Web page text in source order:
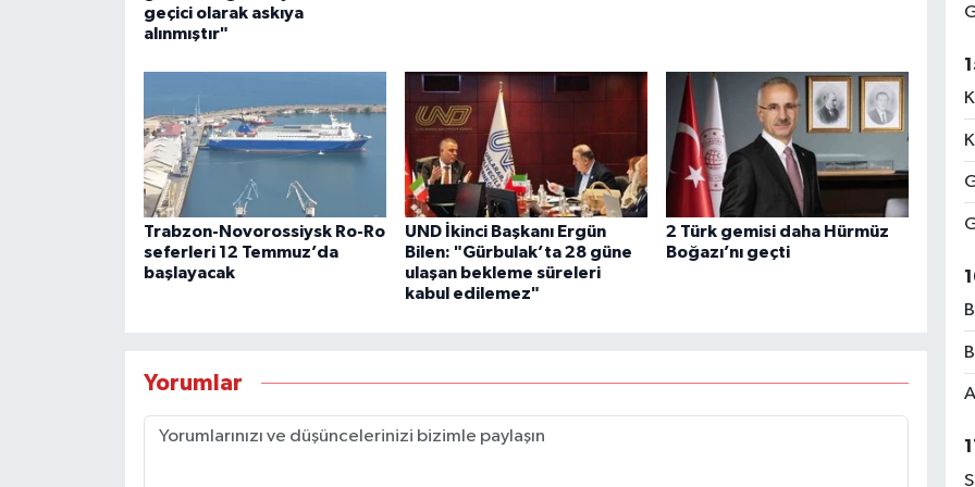
geçici olarak askıya
alınmıştır"
Trabzon-Novorossiysk Ro-Ro
seferleri 12 Temmuz’da
başlayacak
UND İkinci Başkanı Ergün
Bilen: "Gürbulak’ta 28 güne
ulaşan bekleme süreleri
kabul edilemez"
2 Türk gemisi daha Hürmüz
Boğazı’nı geçti
Yorumlar